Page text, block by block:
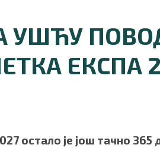
УШЋУ
ЕКСПА
остало је још тачно 365